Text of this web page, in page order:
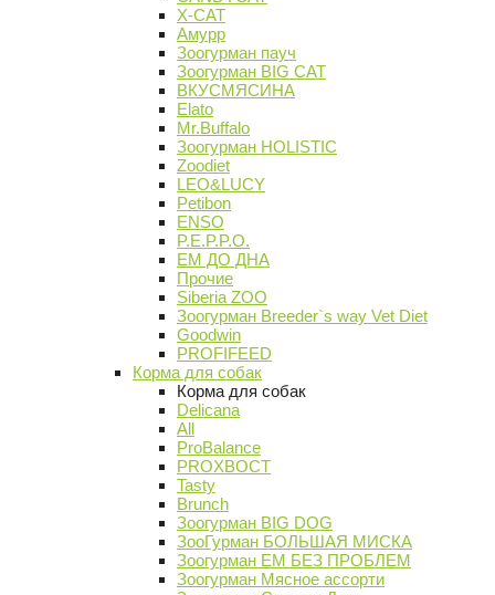
X-CAT
Амурр
Зоогурман пауч
Зоогурман BIG CAT
ВКУСМЯСИНА
Elato
Mr.Buffalo
Зоогурман HOLISTIC
Zoodiet
LEO&LUCY
Petibon
ENSO
P.E.P.P.O.
ЕМ ДО ДНА
Прочие
Siberia ZOO
Зоогурман Breeder`s way Vet Diet
Goodwin
PROFIFEED
Корма для собак
Корма для собак
Delicana
All
ProBalance
PROХВОСТ
Tasty
Brunch
Зоогурман BIG DOG
ЗооГурман БОЛЬШАЯ МИСКА
Зоогурман ЕМ БЕЗ ПРОБЛЕМ
Зоогурман Мясное ассорти